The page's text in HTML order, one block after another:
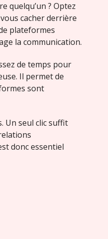
quelqu’un ? Optez
cacher derrière
plateformes
la communication.
de temps pour
Il permet de
sont
Un seul clic suffit
donc essentiel